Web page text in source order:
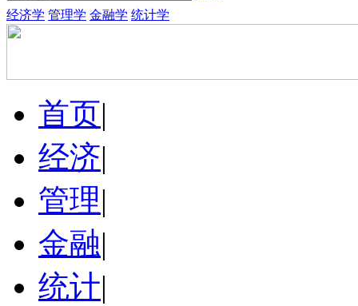
经济学 管理学 金融学 统计学
首页|
经济|
管理|
金融|
统计|